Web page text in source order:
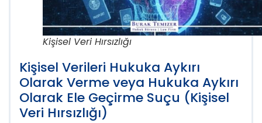
Kişisel Veri Hırsızlığı
Kişisel Verileri Hukuka Aykırı
Olarak Verme veya Hukuka Aykırı
Olarak Ele Geçirme Suçu (Kişisel
Veri Hırsızlığı)